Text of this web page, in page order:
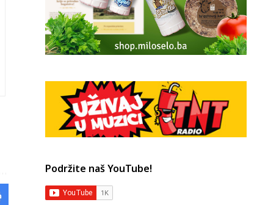
Podržite naš YouTube!